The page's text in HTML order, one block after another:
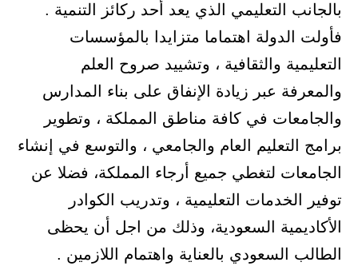
بالجانب التعليمي الذي يعد أحد ركائز التنمية .
فأولت الدولة اهتماما متزايدا بالمؤسسات
التعليمية والثقافية ، وتشييد صروح العلم
والمعرفة عبر زيادة الإنفاق على بناء المدارس
والجامعات في كافة مناطق المملكة ، وتطوير
برامج التعليم العام والجامعي ، والتوسع في إنشاء
الجامعات لتغطي جميع أرجاء المملكة، فضلا عن
توفير الخدمات التعليمية ، وتدريب الكوادر
الأكاديمية السعودية، وذلك من اجل أن يحظى
الطالب السعودي بالعناية واهتمام اللازمين .